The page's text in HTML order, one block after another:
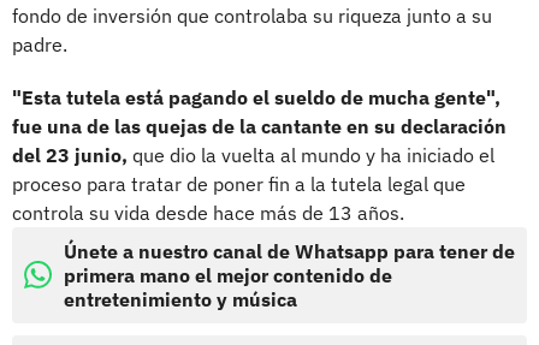
fondo de inversión que controlaba su riqueza junto a su
padre.
"Esta tutela está pagando el sueldo de mucha gente",
fue una de las quejas de la cantante en su declaración
del 23 junio, que dio la vuelta al mundo y ha iniciado el
proceso para tratar de poner fin a la tutela legal que
controla su vida desde hace más de 13 años.
Únete a nuestro canal de Whatsapp para tener de
primera mano el mejor contenido de
entretenimiento y música